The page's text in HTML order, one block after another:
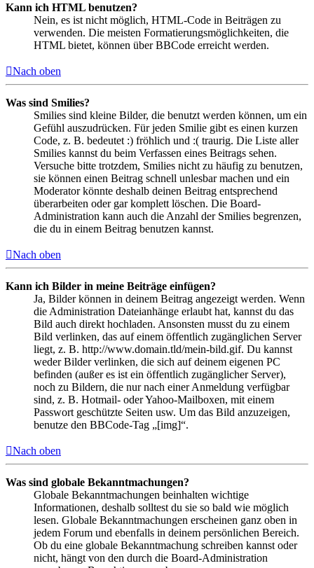
Kann ich HTML benutzen?
Nein, es ist nicht möglich, HTML-Code in Beiträgen zu
verwenden. Die meisten Formatierungsmöglichkeiten, die
HTML bietet, können über BBCode erreicht werden.
Nach oben
Was sind Smilies?
Smilies sind kleine Bilder, die benutzt werden können, um ein
Gefühl auszudrücken. Für jeden Smilie gibt es einen kurzen
Code, z. B. bedeutet :) fröhlich und :( traurig. Die Liste aller
Smilies kannst du beim Verfassen eines Beitrags sehen.
Versuche bitte trotzdem, Smilies nicht zu häufig zu benutzen,
sie können einen Beitrag schnell unlesbar machen und ein
Moderator könnte deshalb deinen Beitrag entsprechend
überarbeiten oder gar komplett löschen. Die Board-
Administration kann auch die Anzahl der Smilies begrenzen,
die du in einem Beitrag benutzen kannst.
Nach oben
Kann ich Bilder in meine Beiträge einfügen?
Ja, Bilder können in deinem Beitrag angezeigt werden. Wenn
die Administration Dateianhänge erlaubt hat, kannst du das
Bild auch direkt hochladen. Ansonsten musst du zu einem
Bild verlinken, das auf einem öffentlich zugänglichen Server
liegt, z. B. http://www.domain.tld/mein-bild.gif. Du kannst
weder Bilder verlinken, die sich auf deinem eigenen PC
befinden (außer es ist ein öffentlich zugänglicher Server),
noch zu Bildern, die nur nach einer Anmeldung verfügbar
sind, z. B. Hotmail- oder Yahoo-Mailboxen, mit einem
Passwort geschützte Seiten usw. Um das Bild anzuzeigen,
benutze den BBCode-Tag „[img]“.
Nach oben
Was sind globale Bekanntmachungen?
Globale Bekanntmachungen beinhalten wichtige
Informationen, deshalb solltest du sie so bald wie möglich
lesen. Globale Bekanntmachungen erscheinen ganz oben in
jedem Forum und ebenfalls in deinem persönlichen Bereich.
Ob du eine globale Bekanntmachung schreiben kannst oder
nicht, hängt von den durch die Board-Administration